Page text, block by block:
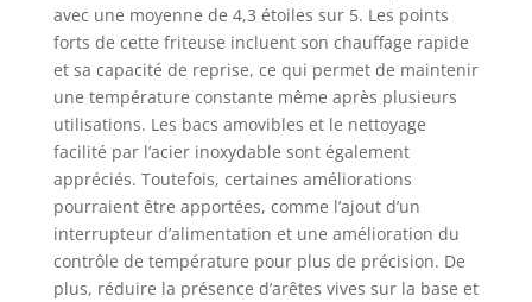
avec une moyenne de 4,3 étoiles sur 5. Les points
forts de cette friteuse incluent son chauffage rapide
et sa capacité de reprise, ce qui permet de maintenir
une température constante même après plusieurs
utilisations. Les bacs amovibles et le nettoyage
facilité par l’acier inoxydable sont également
appréciés. Toutefois, certaines améliorations
pourraient être apportées, comme l’ajout d’un
interrupteur d’alimentation et une amélioration du
contrôle de température pour plus de précision. De
plus, réduire la présence d’arêtes vives sur la base et